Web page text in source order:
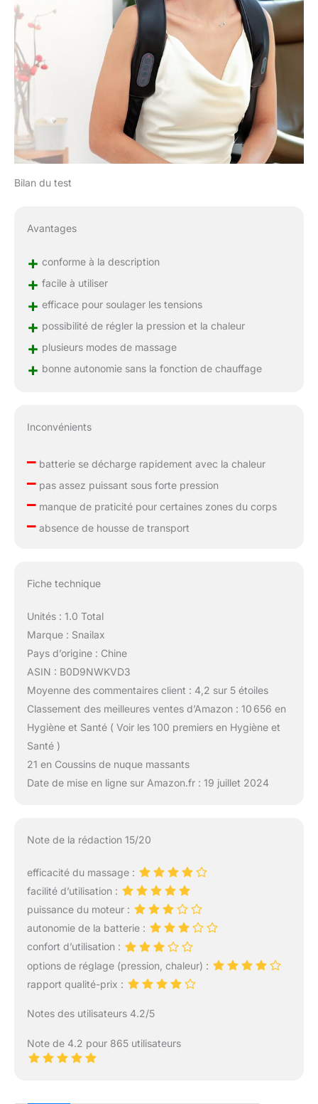
Bilan du test
Avantages
+ conforme à la description
+ facile à utiliser
+ efficace pour soulager les tensions
+ possibilité de régler la pression et la chaleur
+ plusieurs modes de massage
+ bonne autonomie sans la fonction de chauffage
Inconvénients
–batterie se décharge rapidement avec la chaleur
–pas assez puissant sous forte pression
–manque de praticité pour certaines zones du corps
–absence de housse de transport
Fiche technique
Unités : 1.0 Total
Marque : Snailax
Pays d’origine : Chine
ASIN : B0D9NWKVD3
Moyenne des commentaires client : 4,2 sur 5 étoiles
Classement des meilleures ventes d’Amazon : 10 656 en
Hygiène et Santé ( Voir les 100 premiers en Hygiène et
Santé )
21 en Coussins de nuque massants
Date de mise en ligne sur Amazon.fr : 19 juillet 2024
Note de la rédaction 15/20
efficacité du massage :
facilité d’utilisation :
puissance du moteur :
autonomie de la batterie :
confort d’utilisation :
options de réglage (pression, chaleur) :
rapport qualité-prix :
Notes des utilisateurs 4.2/5
Note de 4.2 pour 865 utilisateurs